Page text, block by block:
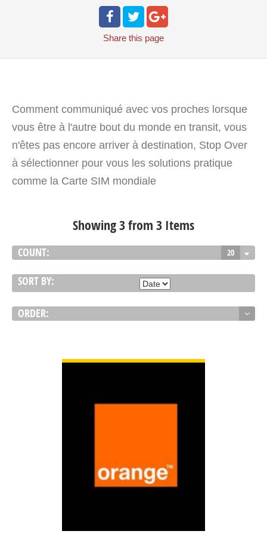
Share this page
Comment communiqué avec vos proches lorsque
vous être à l'autre bout du monde en transit, vous
n'êtes pas encore arriver à destination, Stop Over
à sélectionner pour vous les solutions pratique
comme la Carte SIM mondiale
Showing 3 from 3 Items
COUNT: 20
SORT BY:
ORDER: